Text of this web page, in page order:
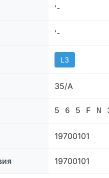
'-
'-
L3
35/A
5 6 5 F N
19700101
19700101